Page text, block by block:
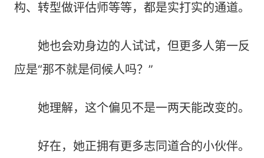
构、转型做评估师等等，都是实打实的通道。
她也会劝身边的人试试，但更多人第一反
应是“那不就是伺候人吗？”
她理解，这个偏见不是一两天能改变的。
好在，她正拥有更多志同道合的小伙伴。